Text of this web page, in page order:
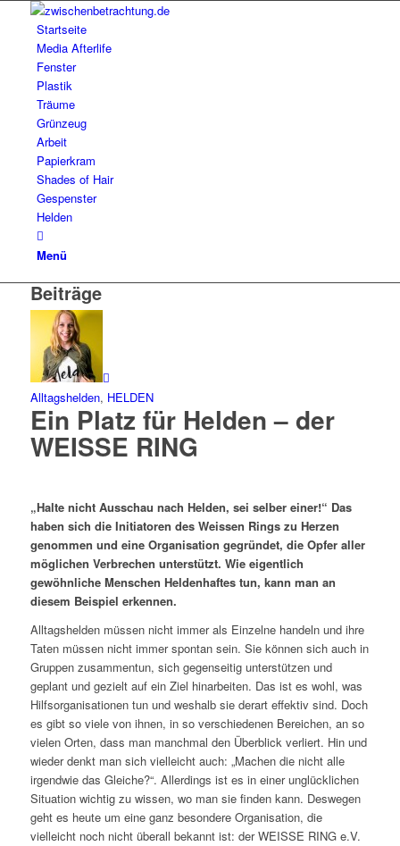
Startseite
Media Afterlife
Fenster
Plastik
Träume
Grünzeug
Arbeit
Papierkram
Shades of Hair
Gespenster
Helden
Menü
Beiträge
Alltagshelden, HELDEN
Ein Platz für Helden – der
WEISSE RING
„Halte nicht Ausschau nach Helden, sei selber einer!“ Das
haben sich die Initiatoren des Weissen Rings zu Herzen
genommen und eine Organisation gegründet, die Opfer aller
möglichen Verbrechen unterstützt. Wie eigentlich
gewöhnliche Menschen Heldenhaftes tun, kann man an
diesem Beispiel erkennen.
Alltagshelden müssen nicht immer als Einzelne handeln und ihre
Taten müssen nicht immer spontan sein. Sie können sich auch in
Gruppen zusammentun, sich gegenseitig unterstützen und
geplant und gezielt auf ein Ziel hinarbeiten. Das ist es wohl, was
Hilfsorganisationen tun und weshalb sie derart effektiv sind. Doch
es gibt so viele von ihnen, in so verschiedenen Bereichen, an so
vielen Orten, dass man manchmal den Überblick verliert. Hin und
wieder denkt man sich vielleicht auch: „Machen die nicht alle
irgendwie das Gleiche?“. Allerdings ist es in einer unglücklichen
Situation wichtig zu wissen, wo man sie finden kann. Deswegen
geht es heute um eine ganz besondere Organisation, die
vielleicht noch nicht überall bekannt ist: der WEISSE RING e.V.